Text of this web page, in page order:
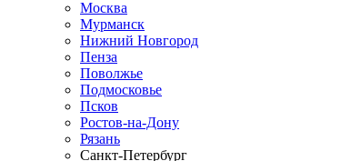
Москва
Мурманск
Нижний Новгород
Пенза
Поволжье
Подмосковье
Псков
Ростов-на-Дону
Рязань
Санкт-Петербург